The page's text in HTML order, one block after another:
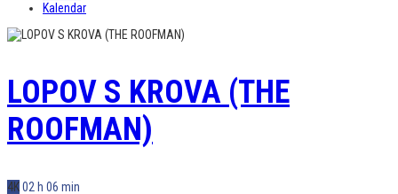
Kalendar
LOPOV S KROVA (THE
ROOFMAN)
4K02 h 06 min